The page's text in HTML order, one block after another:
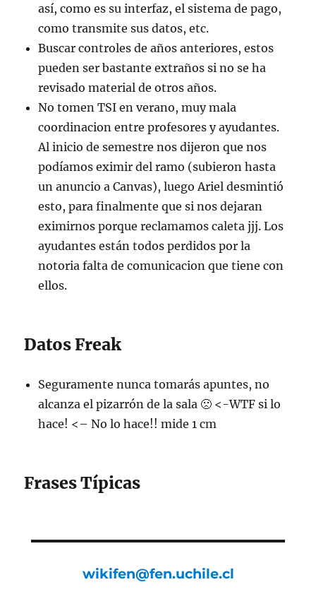
así, como es su interfaz, el sistema de pago,
como transmite sus datos, etc.
Buscar controles de años anteriores, estos
pueden ser bastante extraños si no se ha
revisado material de otros años.
No tomen TSI en verano, muy mala
coordinacion entre profesores y ayudantes.
Al inicio de semestre nos dijeron que nos
podíamos eximir del ramo (subieron hasta
un anuncio a Canvas), luego Ariel desmintió
esto, para finalmente que si nos dejaran
eximirnos porque reclamamos caleta jjj. Los
ayudantes están todos perdidos por la
notoria falta de comunicacion que tiene con
ellos.
Datos Freak
Seguramente nunca tomarás apuntes, no
alcanza el pizarrón de la sala 🙁 <-WTF si lo
hace! <– No lo hace!! mide 1 cm
Frases Típicas
wikifen@fen.uchile.cl